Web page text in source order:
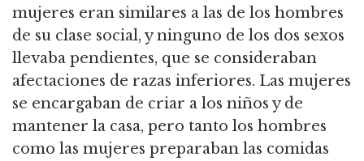
mujeres eran similares a las de los hombres
de su clase social, y ninguno de los dos sexos
llevaba pendientes, que se consideraban
afectaciones de razas inferiores. Las mujeres
se encargaban de criar a los niños y de
mantener la casa, pero tanto los hombres
como las mujeres preparaban las comidas